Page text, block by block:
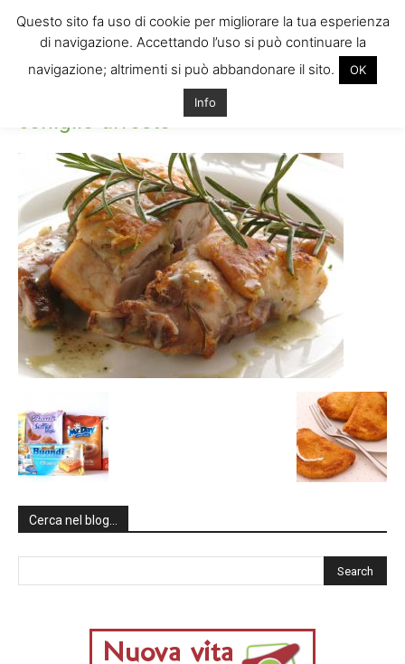
coniglio-arrosto
coniglio-arrosto
Cerca nel blog…
Questo sito fa uso di cookie per migliorare la tua esperienza
di navigazione. Accettando l’uso si può continuare la
navigazione; altrimenti si può abbandonare il sito.
OK
Info